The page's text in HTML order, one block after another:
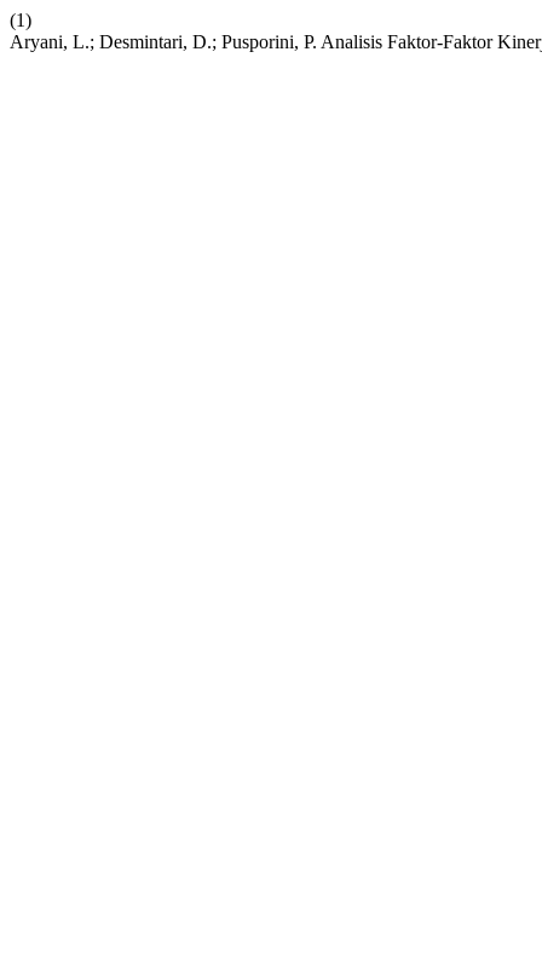
(1)
Aryani, L.; Desmintari, D.; Pusporini, P. Analisis Faktor-Faktor